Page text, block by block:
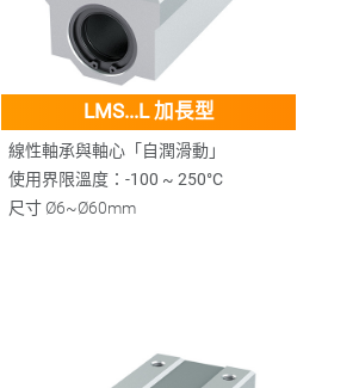
LMS...L 加長型
線性軸承與軸心「自潤滑動」
使用界限溫度：-100 ~ 250°C
尺寸 Ø6~Ø60mm